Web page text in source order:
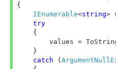
{
IEnumerable<string>
try
{
values =
catch
(